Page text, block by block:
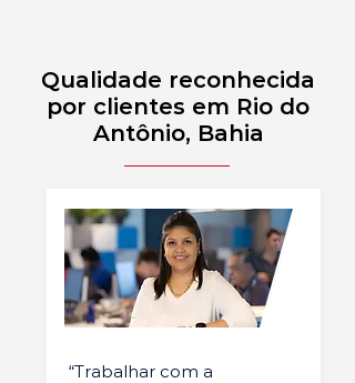
Qualidade reconhecida
por clientes em Rio do
Antônio, Bahia
“Trabalhar com a